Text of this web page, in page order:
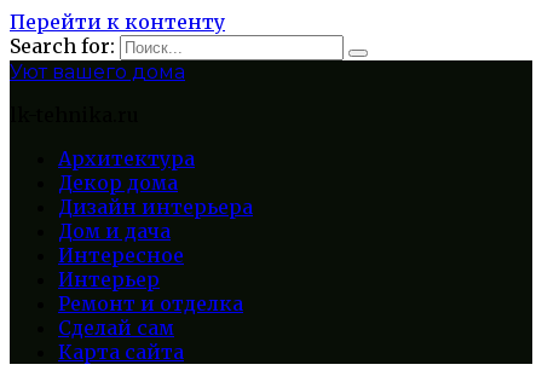
Перейти к контенту
Search for:
Уют вашего дома
Архитектура
Декор дома
Дизайн интерьера
Дом и дача
Интересное
Интерьер
Ремонт и отделка
Сделай сам
Карта сайта